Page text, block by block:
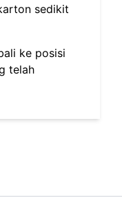
sedikit
ke posisi
telah